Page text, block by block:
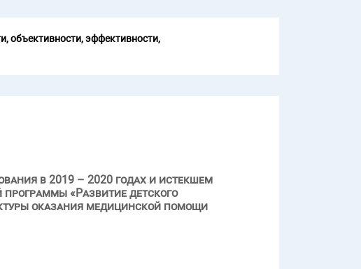
объективности, эффективности,
в 2019 – 2020 годах и истекшем
«Развитие детского
оказания медицинской помощи